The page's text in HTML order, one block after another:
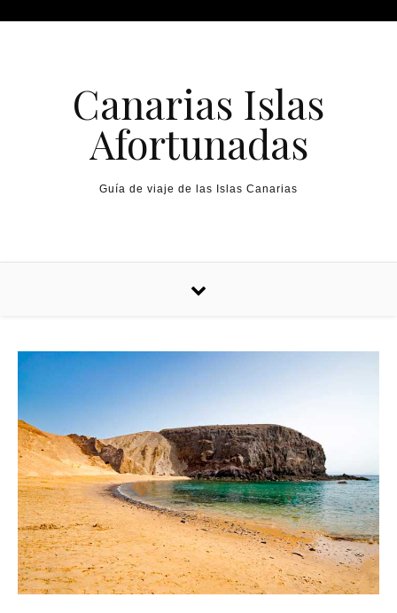
Canarias Islas
Afortunadas
Guía de viaje de las Islas Canarias